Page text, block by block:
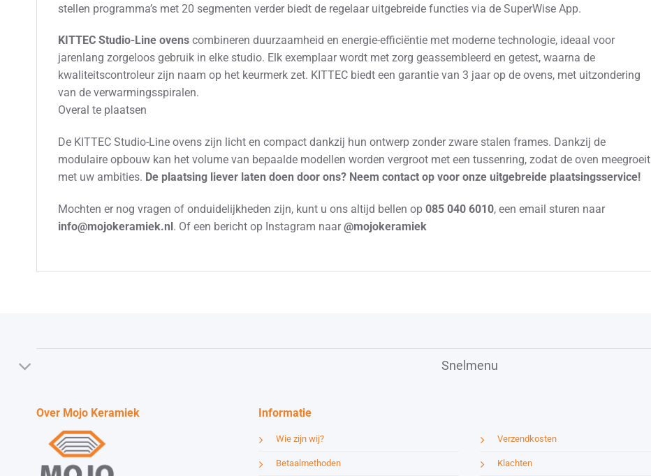
stellen programma’s met 20 segmenten verder biedt de regelaar uitgebreide functies via de SuperWise App.
KITTEC Studio-Line ovens combineren duurzaamheid en energie-efficiëntie met moderne technologie, ideaal voor
jarenlang zorgeloos gebruik in elke studio. Elk exemplaar wordt met zorg geassembleerd en getest, waarna de
kwaliteitscontroleur zijn naam op het keurmerk zet. KITTEC biedt een garantie van 3 jaar op de ovens, met uitzondering
van de verwarmingsspiralen.
Overal te plaatsen
De KITTEC Studio-Line ovens zijn licht en compact dankzij hun ontwerp zonder zware stalen frames. Dankzij de
modulaire opbouw kan het volume van bepaalde modellen worden vergroot met een tussenring, zodat de oven meegroeit
met uw ambities. De plaatsing liever laten doen door ons? Neem contact op voor onze uitgebreide plaatsingsservice!
Mochten er nog vragen of onduidelijkheden zijn, kunt u ons altijd bellen op 085 040 6010, een email sturen naar
info@mojokeramiek.nl. Of een bericht op Instagram naar@mojokeramiek
Snelmenu
Over Mojo Keramiek Informatie
Wie zijn wij?
Betaalmethoden
Verzendkosten
Klachten